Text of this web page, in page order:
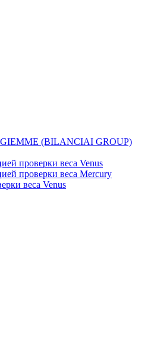
(BILANCIAI GROUP)
проверки веса Venus
проверки веса Mercury
веса Venus